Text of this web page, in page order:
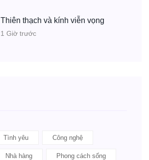
Thiên thạch và kính viễn vọng
1 Giờ trước
Tình yêu Công nghệ
Nhà hàng Phong cách sống